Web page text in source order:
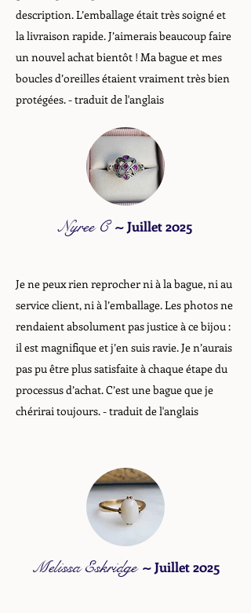
description. L’emballage était très soigné et
la livraison rapide. J’aimerais beaucoup faire
un nouvel achat bientôt ! Ma bague et mes
boucles d’oreilles étaient vraiment très bien
protégées. - traduit de l'anglais
Nyree C ~Juillet 2025
Je ne peux rien reprocher ni à la bague, ni au
service client, ni à l’emballage. Les photos ne
rendaient absolument pas justice à ce bijou :
il est magnifique et j’en suis ravie. Je n’aurais
pas pu être plus satisfaite à chaque étape du
processus d’achat. C’est une bague que je
chérirai toujours.- traduit de l'anglais
Melissa Eskridge~Juillet 2025